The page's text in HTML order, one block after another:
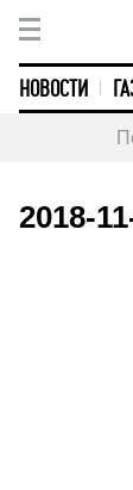
НОВОСТИ
2018-